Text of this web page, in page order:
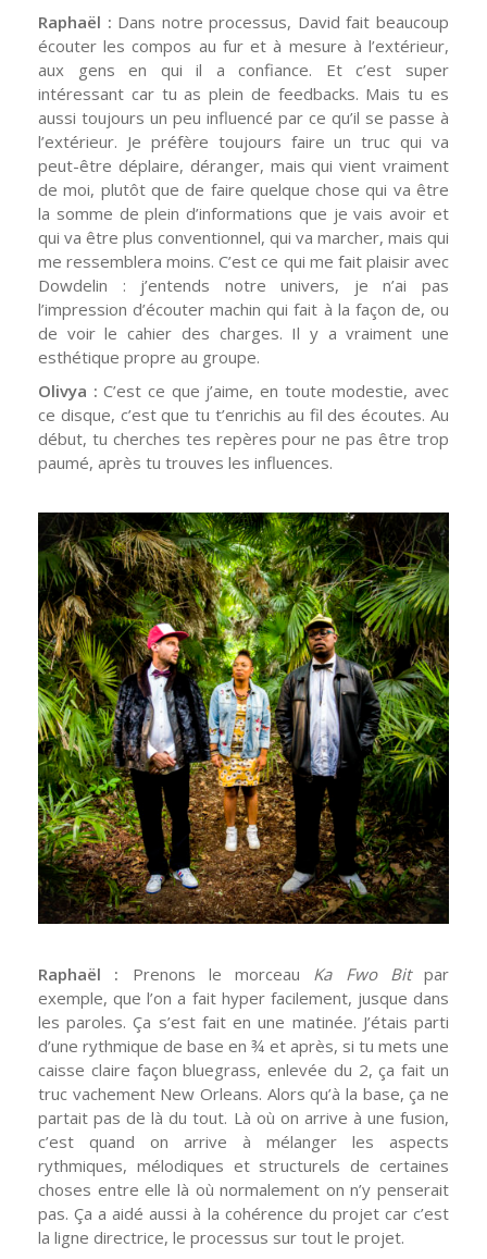
Raphaël : Dans notre processus, David fait beaucoup
écouter les compos au fur et à mesure à l’extérieur,
aux gens en qui il a confiance. Et c’est super
intéressant car tu as plein de feedbacks. Mais tu es
aussi toujours un peu influencé par ce qu’il se passe à
l’extérieur. Je préfère toujours faire un truc qui va
peut-être déplaire, déranger, mais qui vient vraiment
de moi, plutôt que de faire quelque chose qui va être
la somme de plein d’informations que je vais avoir et
qui va être plus conventionnel, qui va marcher, mais qui
me ressemblera moins. C’est ce qui me fait plaisir avec
Dowdelin : j’entends notre univers, je n’ai pas
l’impression d’écouter machin qui fait à la façon de, ou
de voir le cahier des charges. Il y a vraiment une
esthétique propre au groupe.
Olivya : C’est ce que j’aime, en toute modestie, avec
ce disque, c’est que tu t’enrichis au fil des écoutes. Au
début, tu cherches tes repères pour ne pas être trop
paumé, après tu trouves les influences.
Raphaël : Prenons le morceau Ka Fwo Bitpar
exemple, que l’on a fait hyper facilement, jusque dans
les paroles. Ça s’est fait en une matinée. J’étais parti
d’une rythmique de base en ¾ et après, si tu mets une
caisse claire façon bluegrass, enlevée du 2, ça fait un
truc vachement New Orleans. Alors qu’à la base, ça ne
partait pas de là du tout. Là où on arrive à une fusion,
c’est quand on arrive à mélanger les aspects
rythmiques, mélodiques et structurels de certaines
choses entre elle là où normalement on n’y penserait
pas. Ça a aidé aussi à la cohérence du projet car c’est
la ligne directrice, le processus sur tout le projet.